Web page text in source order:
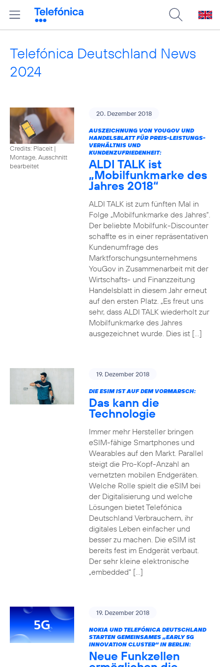
Telefónica Deutschland News
2024
Credits: Placeit |
Montage, Ausschnitt
bearbeitet
20. Dezember 2018
AUSZEICHNUNG VON YOUGOV UND
HANDELSBLATT FÜR PREIS-LEISTUNGS-
VERHÄLTNIS UND
KUNDENZUFRIEDENHEIT:
ALDI TALK ist
„Mobilfunkmarke des
Jahres 2018“
ALDI TALK ist zum fünften Mal in
Folge „Mobilfunkmarke des Jahres“.
Der beliebte Mobilfunk-Discounter
schaffte es in einer repräsentativen
Kundenumfrage des
Marktforschungsunternehmens
YouGov in Zusammenarbeit mit der
Wirtschafts- und Finanzzeitung
Handelsblatt in diesem Jahr erneut
auf den ersten Platz. „Es freut uns
sehr, dass ALDI TALK wiederholt zur
Mobilfunkmarke des Jahres
ausgezeichnet wurde. Dies ist […]
19. Dezember 2018
DIE ESIM IST AUF DEM VORMARSCH:
Das kann die
Technologie
Immer mehr Hersteller bringen
eSIM-fähige Smartphones und
Wearables auf den Markt. Parallel
steigt die Pro-Kopf-Anzahl an
vernetzten mobilen Endgeräten.
Welche Rolle spielt die eSIM bei
der Digitalisierung und welche
Lösungen bietet Telefónica
Deutschland Verbrauchern, ihr
digitales Leben einfacher und
besser zu machen. Die eSIM ist
bereits fest im Endgerät verbaut.
Der sehr kleine elektronische
„embedded“ […]
19. Dezember 2018
NOKIA UND TELEFÓNICA DEUTSCHLAND
STARTEN GEMEINSAMES „EARLY 5G
INNOVATION CLUSTER“ IN BERLIN:
Neue Funkzellen